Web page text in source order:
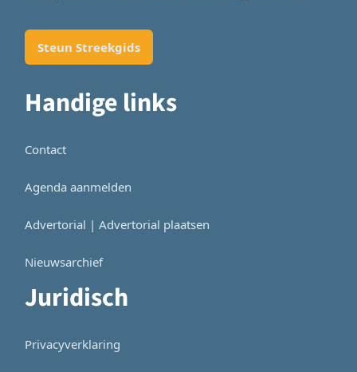
Steun Streekgids
Handige links
Contact
Agenda aanmelden
Advertorial | Advertorial plaatsen
Nieuwsarchief
Juridisch
Privacyverklaring